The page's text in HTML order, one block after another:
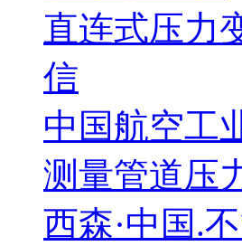
直连式压力
信
中国航空工
测量管道压
西森·中国.